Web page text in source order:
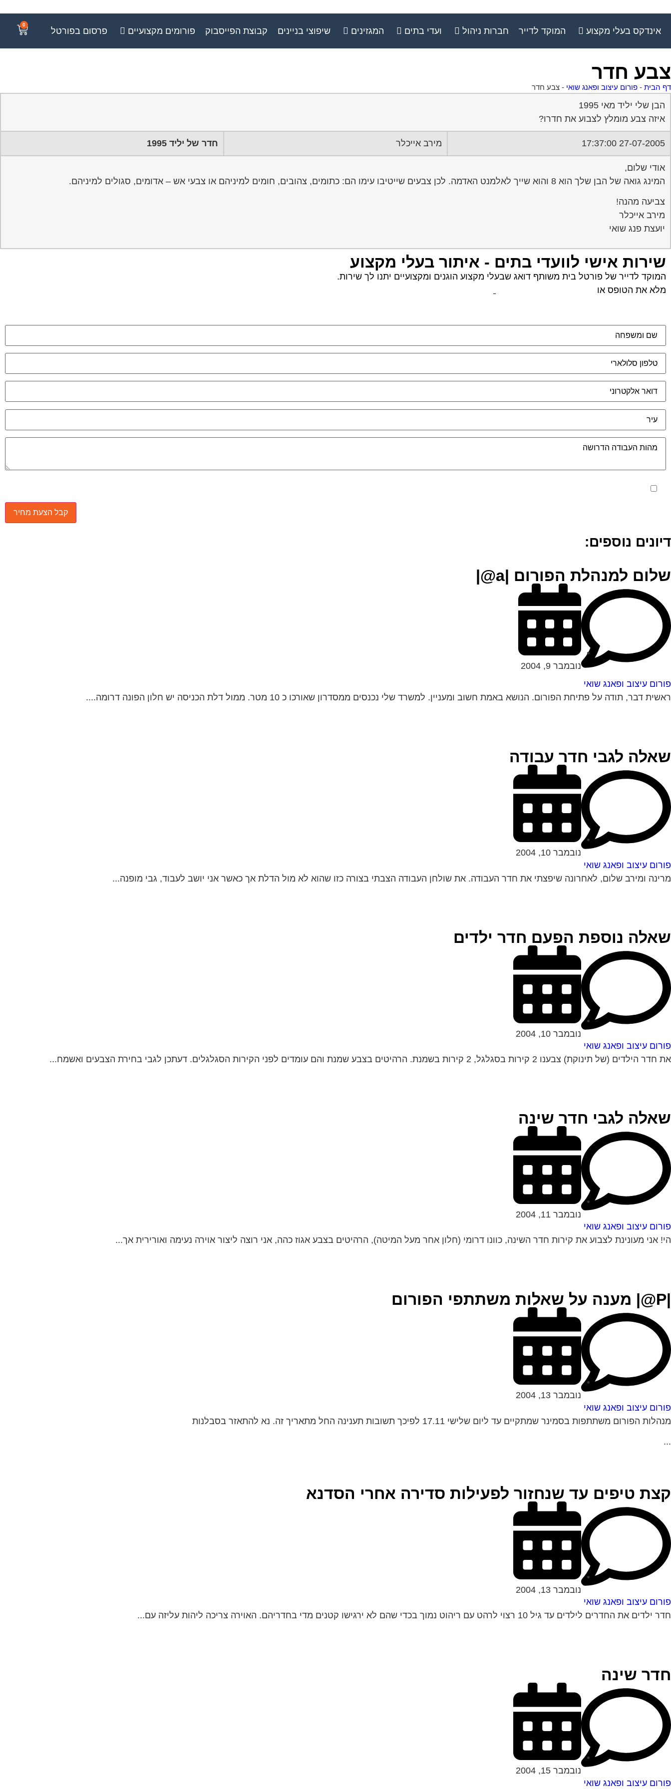
אינדקס בעלי מקצוע המוקד לדייר חברות ניהול ועדי בתים המגזינים שיפוצי בניינים קבוצת הפייסבוק פורומים מקצועיים פרסום בפורטל
0
צבע חדר
דף הבית - פורום עיצוב ופאנג שואי - צבע חדר
הבן שלי יליד מאי 1995
איזה צבע מומלץ לצבוע את חדרו?
27-07-2005 17:37:00 מירב אייכלר חדר של יליד 1995
אודי שלום,
המינג גואה של הבן שלך הוא 8 והוא שייך לאלמנט האדמה. לכן צבעים שייטיבו עימו הם: כתומים, צהובים, חומים למיניהם או צבעי אש – אדומים, סגולים למיניהם.
צביעה מהנה!
מירב אייכלר
יועצת פנג שואי
שירות אישי לוועדי בתים - איתור בעלי מקצוע
המוקד לדייר של פורטל בית משותף דואג שבעלי מקצוע הוגנים ומקצועיים יתנו לך שירות.
מלא את הטופס או
דיונים נוספים:
שלום למנהלת הפורום |a@|
פורום עיצוב ופאנג שואי
נובמבר 9, 2004
ראשית דבר, תודה על פתיחת הפורום. הנושא באמת חשוב ומעניין. למשרד שלי נכנסים ממסדרון שאורכו כ 10 מטר. ממול דלת הכניסה יש חלון הפונה דרומה....
שאלה לגבי חדר עבודה
פורום עיצוב ופאנג שואי
נובמבר 10, 2004
מרינה ומירב שלום, לאחרונה שיפצתי את חדר העבודה. את שולחן העבודה הצבתי בצורה כזו שהוא לא מול הדלת אך כאשר אני יושב לעבוד, גבי מופנה...
שאלה נוספת הפעם חדר ילדים
פורום עיצוב ופאנג שואי
נובמבר 10, 2004
את חדר הילדים (של תינוקת) צבענו 2 קירות בסגלגל, 2 קירות בשמנת. הרהיטים בצבע שמנת והם עומדים לפני הקירות הסגלגלים. דעתכן לגבי בחירת הצבעים ואשמח...
שאלה לגבי חדר שינה
פורום עיצוב ופאנג שואי
נובמבר 11, 2004
הי! אני מעונינת לצבוע את קירות חדר השינה, כוונו דרומי (חלון אחר מעל המיטה), הרהיטים בצבע אגוז כהה, אני רוצה ליצור אוירה נעימה ואורירית אך...
|P@| מענה על שאלות משתתפי הפורום
פורום עיצוב ופאנג שואי
נובמבר 13, 2004
מנהלות הפורום משתתפות בסמינר שמתקיים עד ליום שלישי 17.11 לפיכך תשובות תענינה החל מתאריך זה. נא להתאזר בסבלנות
...
קצת טיפים עד שנחזור לפעילות סדירה אחרי הסדנא
פורום עיצוב ופאנג שואי
נובמבר 13, 2004
חדר ילדים את החדרים לילדים עד גיל 10 רצוי לרהט עם ריהוט נמוך בכדי שהם לא ירגישו קטנים מדי בחדריהם. האוירה צריכה ליהות עליזה עם...
חדר שינה
פורום עיצוב ופאנג שואי
נובמבר 15, 2004